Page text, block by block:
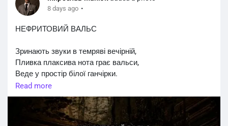
конкурсні вірші до завершення голосування та
Щоб стати учасником, потрібно приєднатися до
спільноти, ось посилання:
https://t.me/ LncrkWjG2dgzYjYy
Умови участі — у гілці «КОНКУРС».
8 days ago ·
НЕФРИТОВИЙ ВАЛЬС
Зринають звуки в темряві вечірній,
Пливка плаксива нота грає вальси,
Веде у простір білої ганчірки.
Пластично тінь кружляє по овалу,
Спадає шовк зі світлого нефриту,
Борвій мелодій рух веде в провалля.
Read more